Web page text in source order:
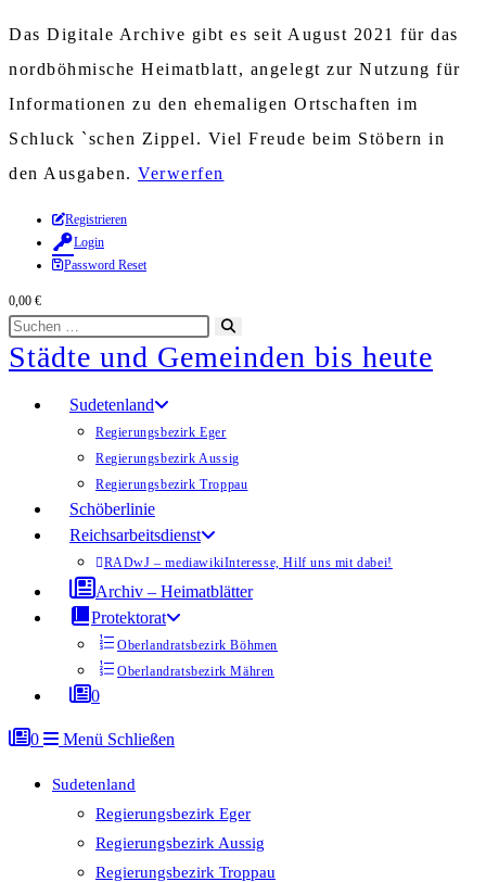
Das Digitale Archive gibt es seit August 2021 für das
nordböhmische Heimatblatt, angelegt zur Nutzung für
Informationen zu den ehemaligen Ortschaften im
Schluck `schen Zippel. Viel Freude beim Stöbern in
den Ausgaben. Verwerfen
Zum
Inhalt
springen
Registrieren
Login
Password Reset
0,00 €
Diese
Website
durchsuchen
starten
Städte und Gemeinden bis heute
Sudetenland
Regierungsbezirk Eger
Regierungsbezirk Aussig
Regierungsbezirk Troppau
Schöberlinie
Reichsarbeitsdienst
RADwJ – mediawikiInteresse, Hilf uns mit dabei!
Archiv – Heimatblätter
Protektorat
Oberlandratsbezirk Böhmen
Oberlandratsbezirk Mähren
0
0 Menü Schließen
Sudetenland
Regierungsbezirk Eger
Regierungsbezirk Aussig
Regierungsbezirk Troppau